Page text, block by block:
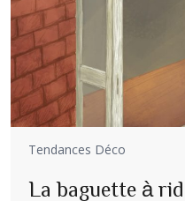
Tendances Déco
La baguette à